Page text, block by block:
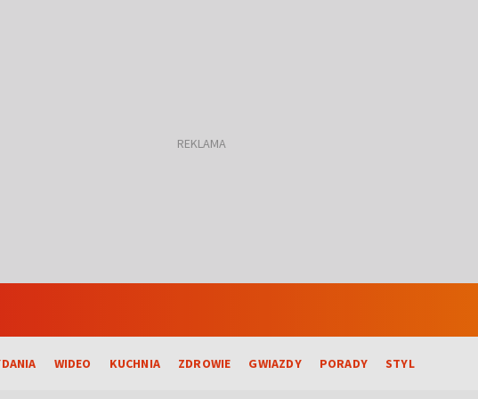
WIDEO KUCHNIA ZDROWIE GWIAZDY PORADY STYL